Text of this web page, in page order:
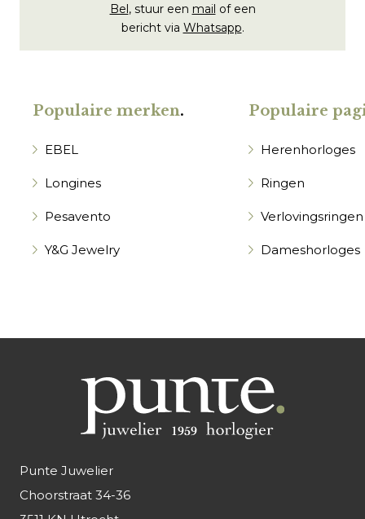
Bel, stuur een mail of een
bericht via Whatsapp.
Populaire merken.
EBEL
Longines
Pesavento
Y&G Jewelry
Populaire
Herenhorloges
Ringen
Verlovingsringen
Dameshorloges
Punte Juwelier
Choorstraat 34-36